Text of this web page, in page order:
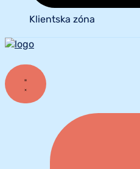
Klientska zóna